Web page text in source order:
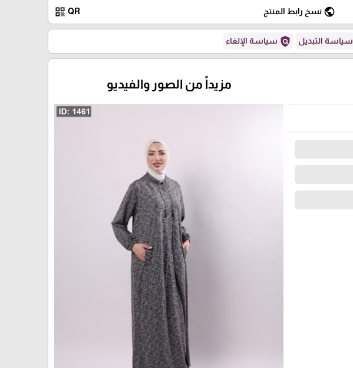
public نسخ رابط المنتج QR
qr_code
سياسة التبديل policy سياسة الإلغاء
مزيداً من الصور والفيديو